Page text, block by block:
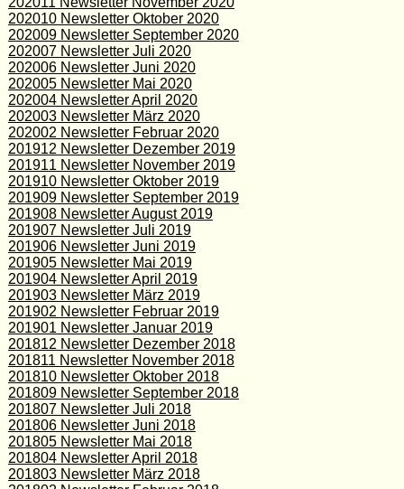
202010 Newsletter Oktober 2020
202009 Newsletter September 2020
202007 Newsletter Juli 2020
202006 Newsletter Juni 2020
202005 Newsletter Mai 2020
202004 Newsletter April 2020
202003 Newsletter März 2020
202002 Newsletter Februar 2020
201912 Newsletter Dezember 2019
201911 Newsletter November 2019
201910 Newsletter Oktober 2019
201909 Newsletter September 2019
201908 Newsletter August 2019
201907 Newsletter Juli 2019
201906 Newsletter Juni 2019
201905 Newsletter Mai 2019
201904 Newsletter April 2019
201903 Newsletter März 2019
201902 Newsletter Februar 2019
201901 Newsletter Januar 2019
201812 Newsletter Dezember 2018
201811 Newsletter November 2018
201810 Newsletter Oktober 2018
201809 Newsletter September 2018
201807 Newsletter Juli 2018
201806 Newsletter Juni 2018
201805 Newsletter Mai 2018
201804 Newsletter April 2018
201803 Newsletter März 2018